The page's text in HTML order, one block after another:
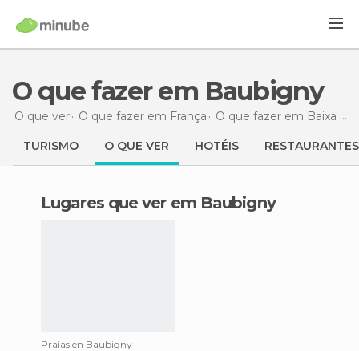
O que fazer em Baubigny
O que ver O que fazer em França O que fazer em Baixa Normandia
TURISMO O QUE VER HOTÉIS RESTAURANTES
Lugares que ver em Baubigny
Praias en Baubigny